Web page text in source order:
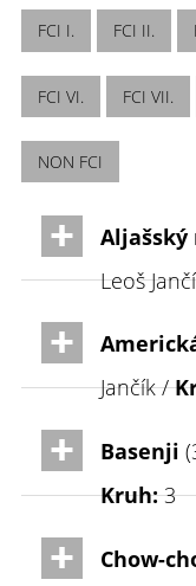
FCI I. FCI II.
FCI VI. FCI VII.
NON FCI
Leoš
Jančík /
Basenji
Kruh:3
Chow-